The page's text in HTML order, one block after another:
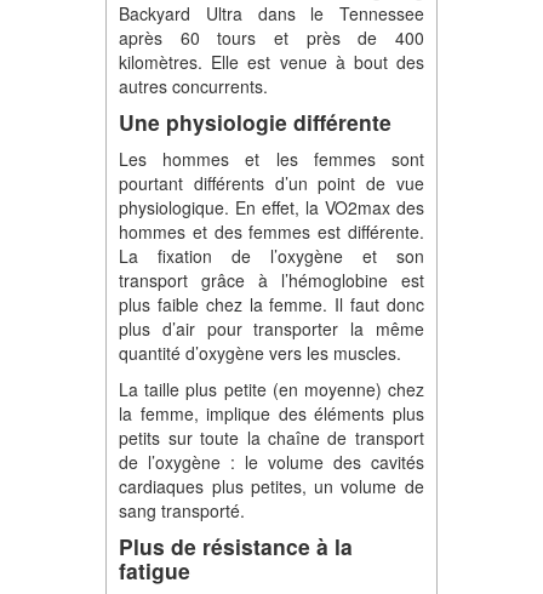
Backyard Ultra dans le Tennessee
après 60 tours et près de 400
kilomètres. Elle est venue à bout des
autres concurrents.
Une physiologie différente
Les hommes et les femmes sont
pourtant différents d’un point de vue
physiologique. En effet, la VO2max des
hommes et des femmes est différente.
La fixation de l’oxygène et son
transport grâce à l’hémoglobine est
plus faible chez la femme. Il faut donc
plus d’air pour transporter la même
quantité d’oxygène vers les muscles.
La taille plus petite (en moyenne) chez
la femme, implique des éléments plus
petits sur toute la chaîne de transport
de l’oxygène : le volume des cavités
cardiaques plus petites, un volume de
sang transporté.
Plus de résistance à la
fatigue